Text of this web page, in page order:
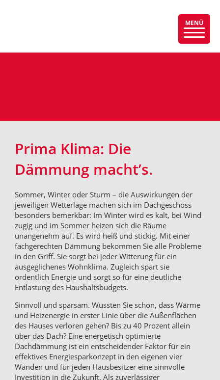
Menü
MENÜ
Prima Klima: Die
Dämmung macht’s.
Sommer, Winter oder Sturm – die Auswirkungen der
jeweiligen Wetterlage machen sich im Dachgeschoss
besonders bemerkbar: Im Winter wird es kalt, bei Wind
zugig und im Sommer heizen sich die Räume
unangenehm auf. Es wird heiß und stickig. Mit einer
fachgerechten Dämmung bekommen Sie alle Probleme
in den Griff. Sie sorgt bei jeder Witterung für ein
ausgeglichenes Wohnklima. Zugleich spart sie
ordentlich Energie und sorgt so für eine deutliche
Entlastung des Haushaltsbudgets.
Sinnvoll und sparsam. Wussten Sie schon, dass Wärme
und Heizenergie in erster Linie über die Außenflächen
des Hauses verloren gehen? Bis zu 40 Prozent allein
über das Dach? Eine energetisch optimierte
Dachdämmung ist ein entscheidender Faktor für ein
effektives Energiesparkonzept in den eigenen vier
Wänden und für jeden Hausbesitzer eine sinnvolle
Investition in die Zukunft. Als zuverlässiger